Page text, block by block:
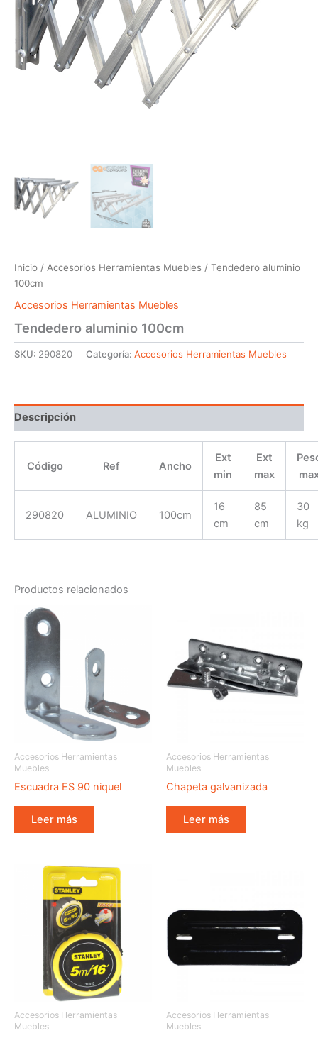
Inicio / Accesorios Herramientas Muebles / Tendedero aluminio
100cm
Accesorios Herramientas Muebles
Tendedero aluminio 100cm
SKU: 290820 Categoría: Accesorios Herramientas Muebles
Descripción
Código Ref Ancho
Ext
min
Ext
max
290820 ALUMINIO 100cm
16
cm
85
cm
30
kg
Productos relacionados
Accesorios Herramientas
Muebles
Escuadra ES 90 niquel
Leer más
Accesorios Herramientas
Muebles
Chapeta galvanizada
Leer más
Accesorios Herramientas
Muebles
Accesorios Herramientas
Muebles